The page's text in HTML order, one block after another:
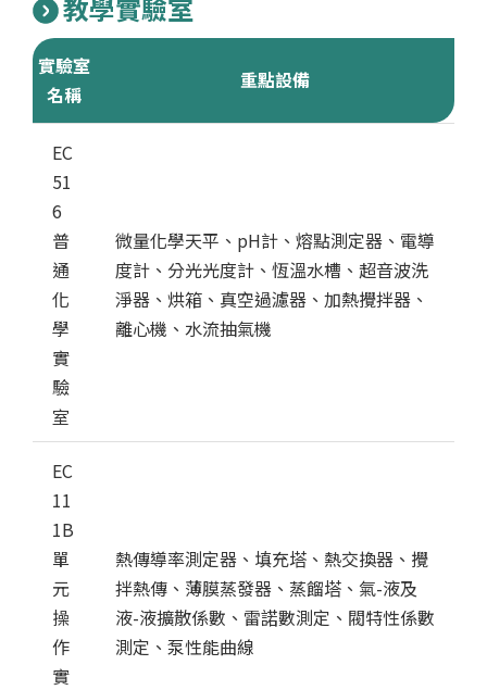
教學實驗室
實驗室
名稱
重點設備
EC
51
6
普
通
化
學
實
驗
室
微量化學天平、pH計、熔點測定器、電導
度計、分光光度計、恆溫水槽、超音波洗
淨器、烘箱、真空過濾器、加熱攪拌器、
離心機、水流抽氣機
EC
11
1B
單
元
操
作
實
熱傳導率測定器、填充塔、熱交換器、攪
拌熱傳、薄膜蒸發器、蒸餾塔、氣-液及
液-液擴散係數、雷諾數測定、閥特性係數
測定、泵性能曲線